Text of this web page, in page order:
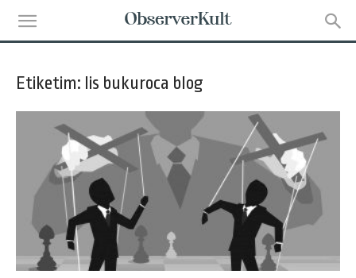
Etiketim: lis bukuroca blog